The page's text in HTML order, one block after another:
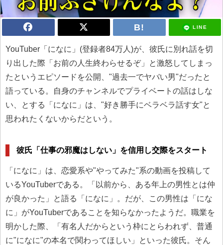
LINE
YouTuber「になに」(登録者84万人)が、彼氏に別れ話を切
り出した際「お前の人生終わらせるぞ」と激怒してしまっ
たというエピソードを公開、"過去一でヤバい男"だったと
語っている。自身のチャンネルでプライベートの話はしな
い、とする「になに」は、"好き勝手にベラベラ話す女"と
思われたくないからだという。
彼氏「仕事の邪魔はしない」を信用し交際をスタート
「になに」は、恋愛系や"やってみた"系の動画を投稿して
いるYouTuberである。「以前から、ある年上の男性とは仲
が良かった」と語る「になに」。だが、この男性は「にな
に」がYouTuberであることを知らなかったようだ。職業を
明かした際、「有名人だからという枠にとらわれず、普通
に"になに"の本名で関わってほしい」といった彼氏。そん